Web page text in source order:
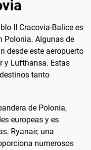
II Cracovia-Balice es
Polonia. Algunas de
desde este aeropuerto
y Lufthansa. Estas
tanto
de Polonia,
europeas y es
Ryanair, una
numerosos